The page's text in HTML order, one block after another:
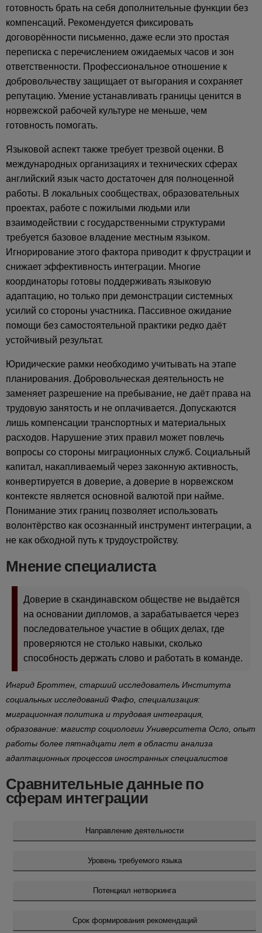
готовность брать на себя дополнительные функции без
компенсаций. Рекомендуется фиксировать
договорённости письменно, даже если это простая
переписка с перечислением ожидаемых часов и зон
ответственности. Профессиональное отношение к
добровольчеству защищает от выгорания и сохраняет
репутацию. Умение устанавливать границы ценится в
норвежской рабочей культуре не меньше, чем
готовность помогать.
Языковой аспект также требует трезвой оценки. В
международных организациях и технических сферах
английский язык часто достаточен для полноценной
работы. В локальных сообществах, образовательных
проектах, работе с пожилыми людьми или
взаимодействии с государственными структурами
требуется базовое владение местным языком.
Игнорирование этого фактора приводит к фрустрации и
снижает эффективность интеграции. Многие
координаторы готовы поддерживать языковую
адаптацию, но только при демонстрации системных
усилий со стороны участника. Пассивное ожидание
помощи без самостоятельной практики редко даёт
устойчивый результат.
Юридические рамки необходимо учитывать на этапе
планирования. Добровольческая деятельность не
заменяет разрешение на пребывание, не даёт права на
трудовую занятость и не оплачивается. Допускаются
лишь компенсации транспортных и материальных
расходов. Нарушение этих правил может повлечь
вопросы со стороны миграционных служб. Социальный
капитал, накапливаемый через законную активность,
конвертируется в доверие, а доверие в норвежском
контексте является основной валютой при найме.
Понимание этих границ позволяет использовать
волонтёрство как осознанный инструмент интеграции, а
не как обходной путь к трудоустройству.
Мнение специалиста
Доверие в скандинавском обществе не выдаётся
на основании дипломов, а зарабатывается через
последовательное участие в общих делах, где
проверяются не столько навыки, сколько
способность держать слово и работать в команде.
Ингрид Броттен, старший исследователь Института
социальных исследований Фафо, специализация:
миграционная политика и трудовая интеграция,
образование: магистр социологии Университета Осло, опыт
работы более пятнадцати лет в области анализа
адаптационных процессов иностранных специалистов
Сравнительные данные по
сферам интеграции
Направление деятельности
Уровень требуемого языка
Потенциал нетворкинга
Срок формирования рекомендаций